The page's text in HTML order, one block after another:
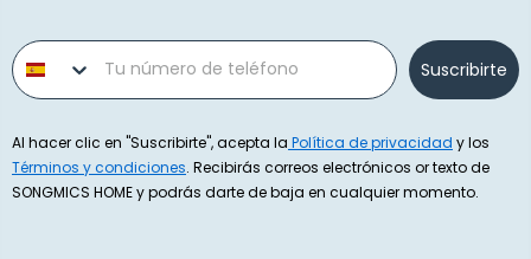
Phone number
Suscribirte
Al hacer clic en "Suscribirte", acepta la Política de privacidad y los
Términos y condiciones. Recibirás correos electrónicos or texto de
SONGMICS HOME y podrás darte de baja en cualquier momento.